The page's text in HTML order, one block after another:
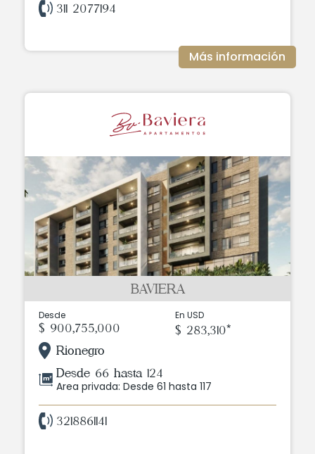
311 2077194
Más información
BAVIERA
Desde
$ 900,755,000
En USD
$ 283,310*
Rionegro
Desde 66 hasta 124
Area privada: Desde 61 hasta 117
3218861141